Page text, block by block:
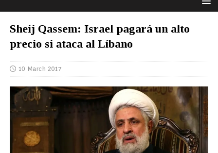
Sheij Qassem: Israel pagará un alto
precio si ataca al Líbano
10 March 2017